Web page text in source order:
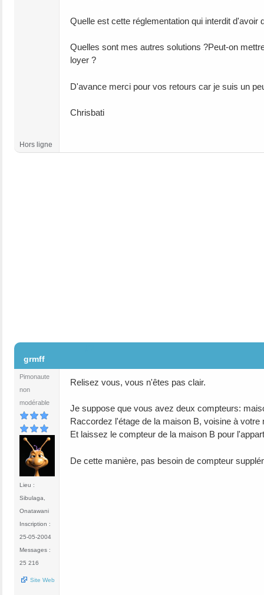
Quelle est cette réglementation qui interdit
Quelles sont mes autres solutions ?Peut-on
loyer ?
D'avance merci pour vos retours car je suis un
Chrisbati
Hors ligne
grmff
Pimonaute
non
modérable
Lieu :
Sibulaga,
Onatawani
Inscription :
25-05-2004
Messages :
25 216
Site Web
Relisez vous, vous n'êtes pas clair.
Je suppose que vous avez deux compteurs:
Raccordez l'étage de la maison B, voisine à votre
Et laissez le compteur de la maison B pour
De cette manière, pas besoin de compteur